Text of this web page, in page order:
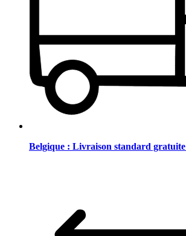
Belgique : Livraison standard gratuite